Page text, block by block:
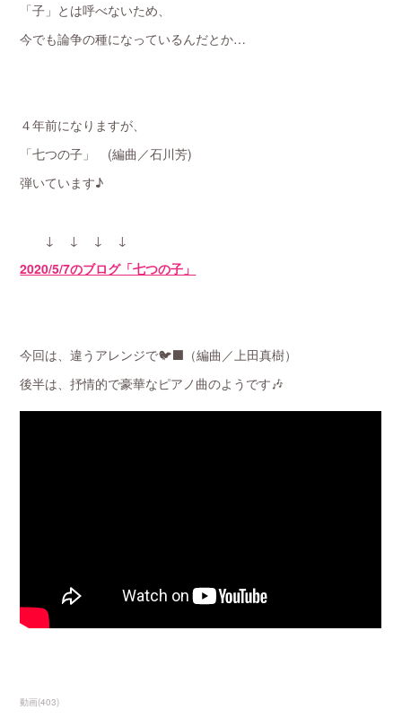
「子」とは呼べないため、
今でも論争の種になっているんだとか…
４年前になりますが、
「七つの子」 (編曲／石川芳)
弾いています♪
↓ ↓ ↓ ↓
2020/5/7のブログ「七つの子」
今回は、違うアレンジで🐦‍⬛（編曲／上田真樹）
後半は、抒情的で豪華なピアノ曲のようです🎶
動画(403)